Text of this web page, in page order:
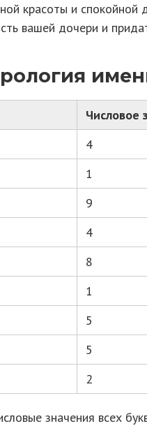
красоты и
вашей дочери и
Числовое
4
1
9
4
8
1
5
5
2
значения всех